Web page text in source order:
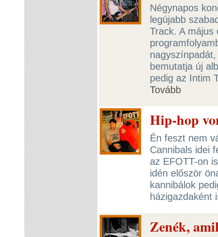
Négynapos
legújabb
Track. A május
bemutatja új
pedig az Intim
Tovább
Hip-hop
Én feszt nem
Cannibals idei
az EFOTT-on
idén először
kannibálok
házigazdaként
Zenék,